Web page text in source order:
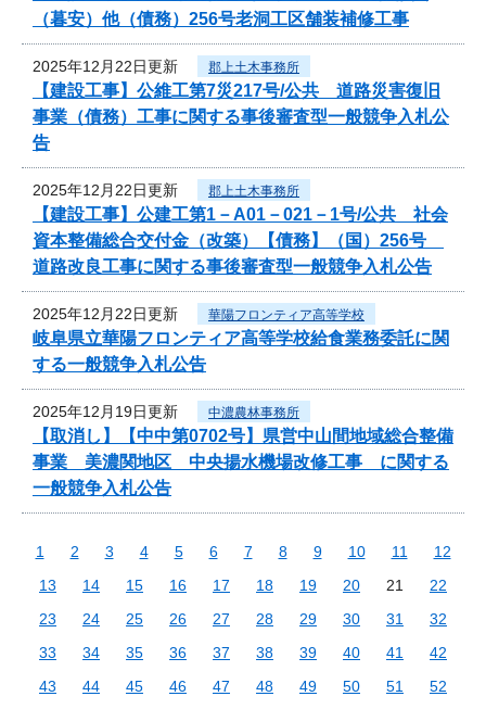
（暮安）他（債務）256号老洞工区舗装補修工事
2025年12月22日更新 郡上土木事務所
【建設工事】公維工第7災217号/公共 道路災害復旧
事業（債務）工事に関する事後審査型一般競争入札公
告
2025年12月22日更新 郡上土木事務所
【建設工事】公建工第1－A01－021－1号/公共 社会
資本整備総合交付金（改築）【債務】（国）256号
道路改良工事に関する事後審査型一般競争入札公告
2025年12月22日更新 華陽フロンティア高等学校
岐阜県立華陽フロンティア高等学校給食業務委託に関
する一般競争入札公告
2025年12月19日更新 中濃農林事務所
【取消し】【中中第0702号】県営中山間地域総合整備
事業 美濃関地区 中央揚水機場改修工事 に関する
一般競争入札公告
1 2 3 4 5 6 7 8 9 10 11
12
13
14 15 16 17 18 19 20 21
22
23
24 25 26 27 28 29 30 31
32
33
34 35 36 37 38 39 40 41
42
43
44 45 46 47 48 49 50 51
52